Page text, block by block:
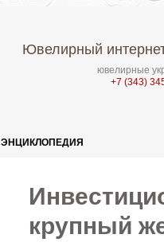
Ювелирный
ювелирные
+7 (343)
ЭНЦИКЛОПЕДИЯ
крупный